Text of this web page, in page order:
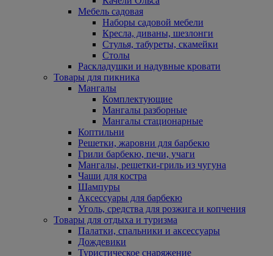
Мебель садовая
Наборы садовой мебели
Кресла, диваны, шезлонги
Стулья, табуреты, скамейки
Столы
Раскладушки и надувные кровати
Товары для пикника
Мангалы
Комплектующие
Мангалы разборные
Мангалы стационарные
Коптильни
Решетки, жаровни для барбекю
Грили барбекю, печи, учаги
Мангалы, решетки-гриль из чугуна
Чаши для костра
Шампуры
Аксессуары для барбекю
Уголь, средства для розжига и копчения
Товары для отдыха и туризма
Палатки, спальники и аксессуары
Дождевики
Туристическое снаряжение